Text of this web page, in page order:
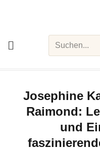
Josephine
Raimond:
und